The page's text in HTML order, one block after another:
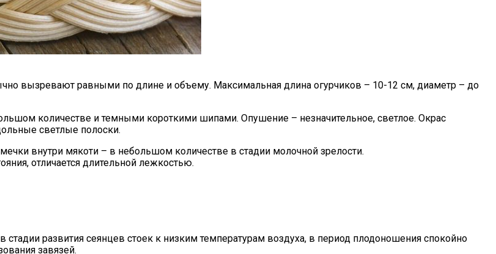
вызревают равными по длине и объему. Максимальная длина огурчиков – 10-12 см, диаметр – до
количестве и темными короткими шипами. Опушение – незначительное, светлое. Окрас
светлые полоски.
внутри мякоти – в небольшом количестве в стадии молочной зрелости.
отличается длительной лежкостью.
развития сеянцев стоек к низким температурам воздуха, в период плодоношения спокойно
завязей.